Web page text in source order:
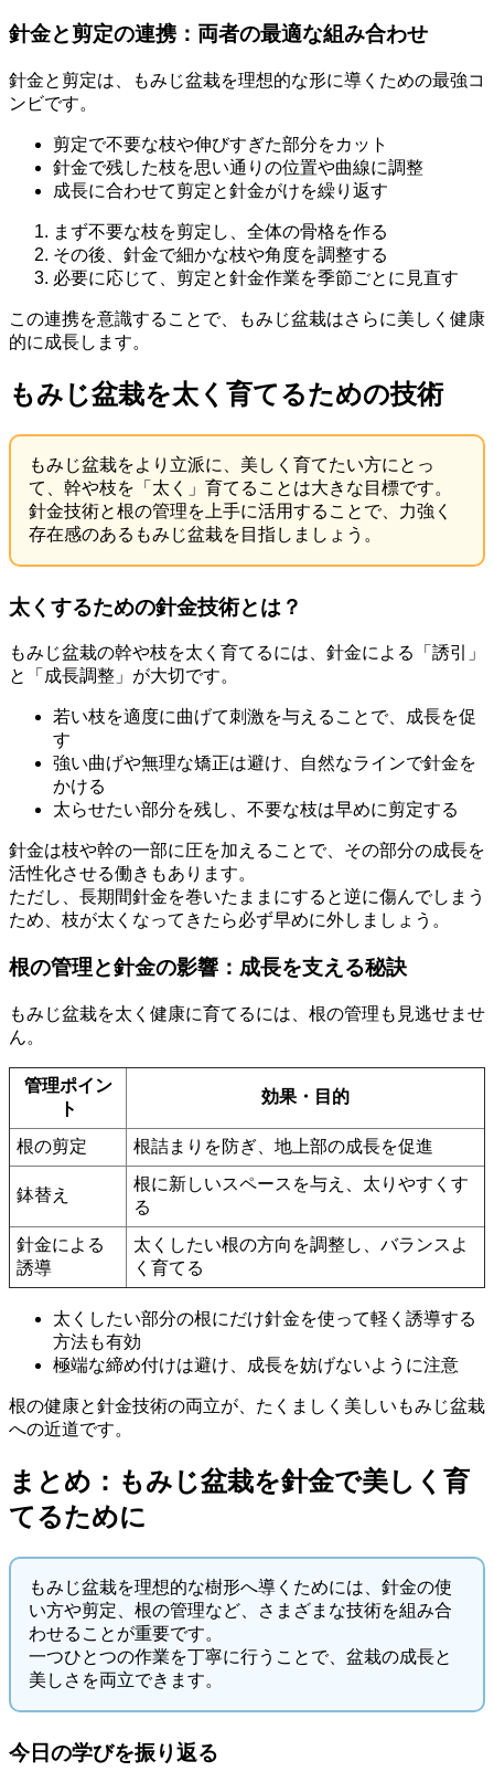
針金と剪定の連携：両者の最適な組み合わせ
針金と剪定は、もみじ盆栽を理想的な形に導くための最強コ
ンビです。
剪定で不要な枝や伸びすぎた部分をカット
針金で残した枝を思い通りの位置や曲線に調整
成長に合わせて剪定と針金がけを繰り返す
まず不要な枝を剪定し、全体の骨格を作る
その後、針金で細かな枝や角度を調整する
必要に応じて、剪定と針金作業を季節ごとに見直す
この連携を意識することで、もみじ盆栽はさらに美しく健康
的に成長します。
もみじ盆栽を太く育てるための技術
もみじ盆栽をより立派に、美しく育てたい方にとっ
て、幹や枝を「太く」育てることは大きな目標です。
針金技術と根の管理を上手に活用することで、力強く
存在感のあるもみじ盆栽を目指しましょう。
太くするための針金技術とは？
もみじ盆栽の幹や枝を太く育てるには、針金による「誘引」
と「成長調整」が大切です。
若い枝を適度に曲げて刺激を与えることで、成長を促
す
強い曲げや無理な矯正は避け、自然なラインで針金を
かける
太らせたい部分を残し、不要な枝は早めに剪定する
針金は枝や幹の一部に圧を加えることで、その部分の成長を
活性化させる働きもあります。
ただし、長期間針金を巻いたままにすると逆に傷んでしまう
ため、枝が太くなってきたら必ず早めに外しましょう。
根の管理と針金の影響：成長を支える秘訣
もみじ盆栽を太く健康に育てるには、根の管理も見逃せませ
ん。
管理ポイン
ト
効果・目的
根の剪定 根詰まりを防ぎ、地上部の成長を促進
鉢替え
根に新しいスペースを与え、太りやすくす
る
針金による
誘導
太くしたい根の方向を調整し、バランスよ
く育てる
太くしたい部分の根にだけ針金を使って軽く誘導する
方法も有効
極端な締め付けは避け、成長を妨げないように注意
根の健康と針金技術の両立が、たくましく美しいもみじ盆栽
への近道です。
まとめ：もみじ盆栽を針金で美しく育
てるために
もみじ盆栽を理想的な樹形へ導くためには、針金の使
い方や剪定、根の管理など、さまざまな技術を組み合
わせることが重要です。
一つひとつの作業を丁寧に行うことで、盆栽の成長と
美しさを両立できます。
今日の学びを振り返る